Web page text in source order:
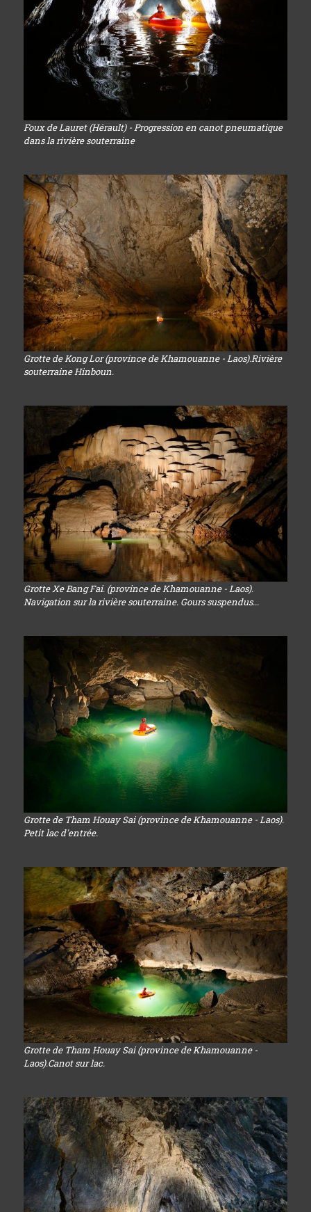
Foux de Lauret (Hérault) - Progression en canot pneumatique
dans la rivière souterraine
Grotte de Kong Lor (province de Khamouanne - Laos).Rivière
souterraine Hinboun.
Grotte Xe Bang Fai. (province de Khamouanne - Laos).
Navigation sur la rivière souterraine. Gours suspendus...
Grotte de Tham Houay Sai (province de Khamouanne - Laos).
Petit lac d'entrée.
Grotte de Tham Houay Sai (province de Khamouanne -
Laos).Canot sur lac.